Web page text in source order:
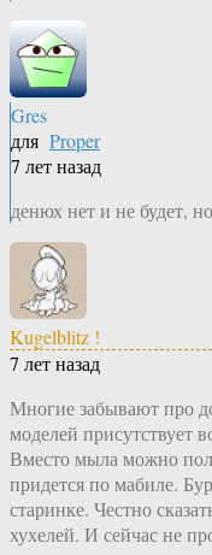
Gres
для Proper
7 лет назад
денюх нет и не будет,
Kugelblitz !
7 лет назад
Многие забывают про
моделей присутствует
Вместо мыла можно
придется по мабиле.
старинке. Честно
хухелей. И сейчас не